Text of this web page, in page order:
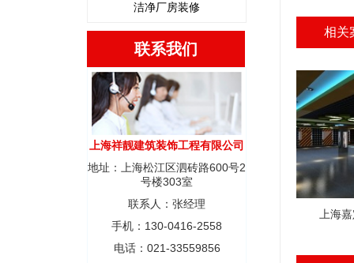
洁净厂房装修
联系我们
上海祥靓建筑装饰工程有限公司
地址：上海松江区泗砖路600号2
号楼303室
联系人：张经理
手机：130-0416-2558
电话：021-33559856
相关
上海